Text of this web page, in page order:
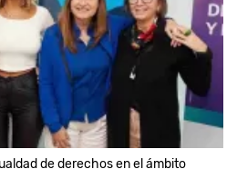
de derechos en el ámbito